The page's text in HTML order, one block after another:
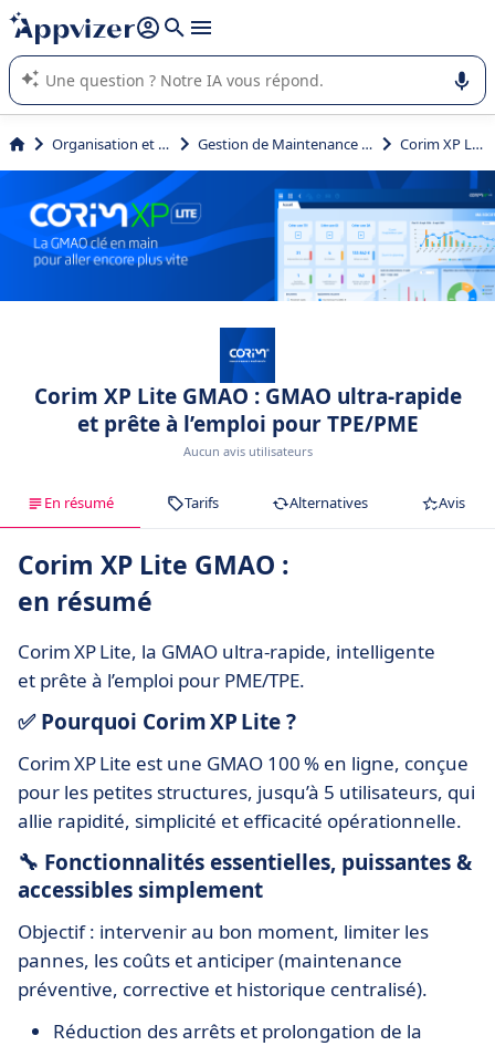
répondre (plusieurs lignes avec
L'IA de Appvizer vous guide dans l'utilisation ou la sélection de
logiciel SaaS en entreprise.
Organisation et planification Gestion de Maintenance Assistée par Ordinateur (GMAO) Corim XP Lite GMAO
Corim XP Lite GMAO : GMAO ultra-rapide
et prête à l’emploi pour TPE/PME
Aucun avis utilisateurs
En résumé Tarifs Alternatives Avis
Corim XP Lite GMAO :
en résumé
Corim XP Lite, la GMAO ultra-rapide, intelligente
et prête à l’emploi pour PME/TPE.
✅ Pourquoi Corim XP Lite ?
Corim XP Lite est une GMAO 100 % en ligne, conçue
pour les petites structures, jusqu’à 5 utilisateurs, qui
allie rapidité, simplicité et efficacité opérationnelle.
🔧 Fonctionnalités essentielles, puissantes &
accessibles simplement
Objectif : intervenir au bon moment, limiter les
pannes, les coûts et anticiper (maintenance
préventive, corrective et historique centralisé).
Réduction des arrêts et prolongation de la